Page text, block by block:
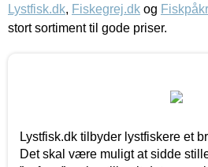
Lystfisk.dk, Fiskegrej.dk og
stort sortiment til gode priser.
Lystfisk.dk tilbyder lystfiskere et
Det skal være muligt at sidde